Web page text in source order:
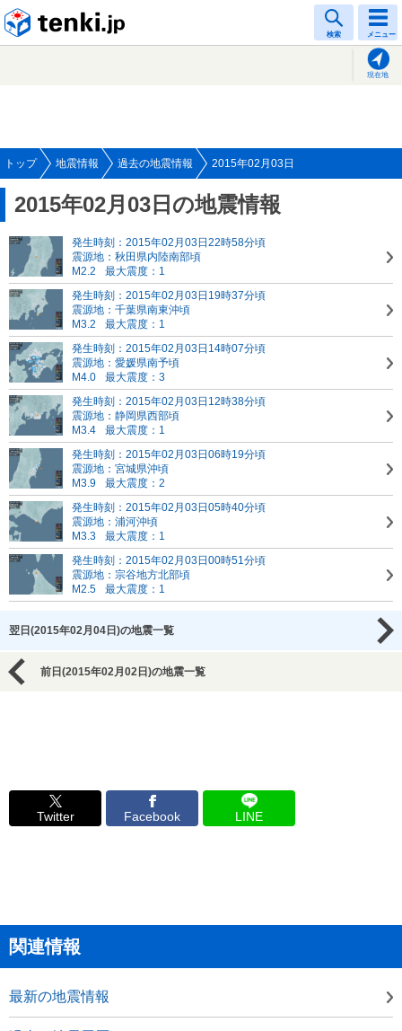
検索 メニュー
現在地
トップ 地震情報 過去の地震情報 2015年02月03日
2015年02月03日の地震情報
発生時刻：2015年02月03日22時58分頃
震源地：秋田県内陸南部頃
M2.2
最大震度：1
発生時刻：2015年02月03日19時37分頃
震源地：千葉県南東沖頃
M3.2
最大震度：1
発生時刻：2015年02月03日14時07分頃
震源地：愛媛県南予頃
M4.0
最大震度：3
発生時刻：2015年02月03日12時38分頃
震源地：静岡県西部頃
M3.4
最大震度：1
発生時刻：2015年02月03日06時19分頃
震源地：宮城県沖頃
M3.9
最大震度：2
発生時刻：2015年02月03日05時40分頃
震源地：浦河沖頃
M3.3
最大震度：1
発生時刻：2015年02月03日00時51分頃
震源地：宗谷地方北部頃
M2.5
最大震度：1
翌日(2015年02月04日)の地震一覧
前日(2015年02月02日)の地震一覧
Twitter Facebook LINE
関連情報
最新の地震情報